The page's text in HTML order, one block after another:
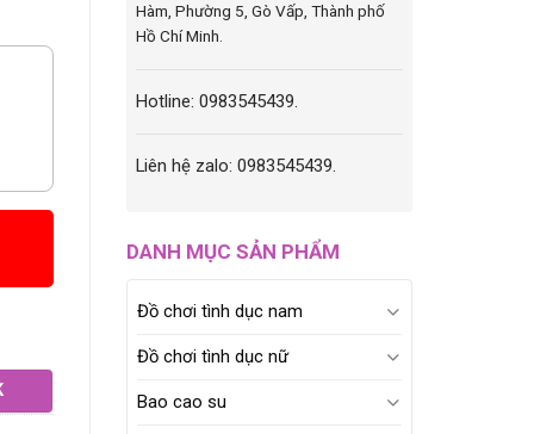
Hàm, Phường 5, Gò Vấp, Thành phố
Hồ Chí Minh.
Hotline: 0983545439.
Liên hệ zalo: 0983545439.
DANH MỤC SẢN PHẨM
Đồ chơi tình dục nam
Đồ chơi tình dục nữ
Bao cao su